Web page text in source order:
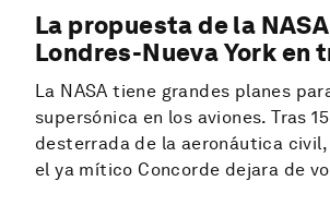
La propuesta de la
Londres-Nueva York en
La NASA tiene grandes planes
supersónica en los aviones. Tras
desterrada de la aeronáutica
el ya mítico Concorde dejara de